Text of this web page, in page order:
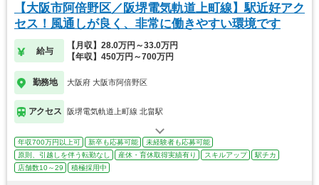
【大阪市阿倍野区／阪堺電気軌道上町線】駅近好アク
セス！風通しが良く、非常に働きやすい環境です
給与
【月収】28.0万円～33.0万円
【年収】450万円～700万円
勤務地 大阪府 大阪市阿倍野区
アクセス 阪堺電気軌道上町線 北畠駅
年収700万円以上可 新卒も応募可能
未経験者も応募可能
原則、引越しを伴う転勤なし
産休・育休取得実績有り スキルアップ
駅チカ
店舗数10～29
積極採用中